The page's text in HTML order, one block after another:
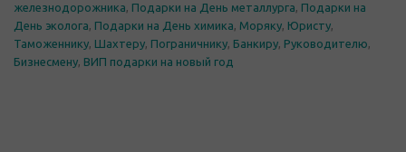
железнодорожника, Подарки на День металлурга, Подарки на
День эколога, Подарки на День химика, Моряку, Юристу,
Таможеннику, Шахтеру, Пограничнику, Банкиру, Руководителю,
Бизнесмену, ВИП подарки на новый год